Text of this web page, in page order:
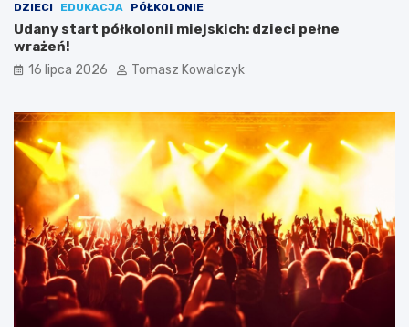
DZIECI EDUKACJA PÓŁKOLONIE
Udany start półkolonii miejskich: dzieci pełne
wrażeń!
16 lipca 2026 Tomasz Kowalczyk